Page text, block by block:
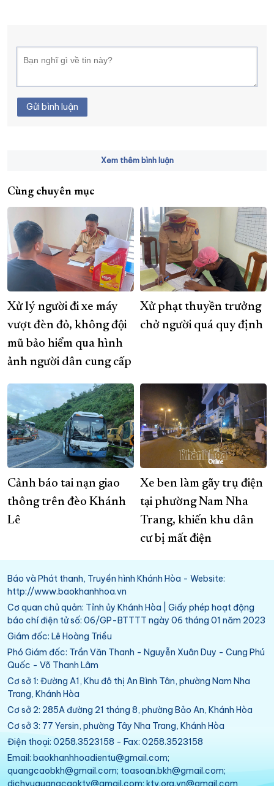
Gửi bình luận
Xem thêm bình luận
Cùng chuyên mục
Xử lý người đi xe máy
vượt đèn đỏ, không đội
mũ bảo hiểm qua hình
ảnh người dân cung cấp
Xử phạt thuyền trưởng
chở người quá quy định
Cảnh báo tai nạn giao
thông trên đèo Khánh
Lê
Xe ben làm gãy trụ điện
tại phường Nam Nha
Trang, khiến khu dân
cư bị mất điện
Báo và Phát thanh, Truyền hình Khánh Hòa - Website:
http://www.baokhanhhoa.vn
Cơ quan chủ quản: Tỉnh ủy Khánh Hòa | Giấy phép hoạt động
báo chí điện tử số: 06/GP-BTTTT ngày 06 tháng 01 năm 2023
Giám đốc: Lê Hoàng Triều
Phó Giám đốc: Trần Văn Thanh - Nguyễn Xuân Duy - Cung Phú
Quốc - Võ Thanh Lâm
Cơ sở 1: Đường A1, Khu đô thị An Bình Tân, phường Nam Nha
Trang, Khánh Hòa
Cơ sở 2: 285A đường 21 tháng 8, phường Bảo An, Khánh Hòa
Cơ sở 3: 77 Yersin, phường Tây Nha Trang, Khánh Hòa
Điện thoại: 0258.3523158 - Fax: 0258.3523158
Email: baokhanhhoadientu@gmail.com;
quangcaobkh@gmail.com; toasoan.bkh@gmail.com;
dichvuquangcaoktv@gmail.com; ktv.org.vn@gmail.com